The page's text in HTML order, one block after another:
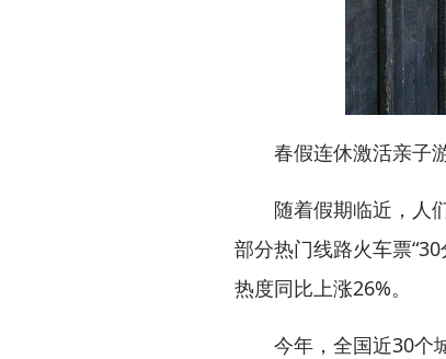
春假连休激活亲子
随着假期临近，人们
部分热门线路火车票
热度同比上涨26%。
今年，全国近30个城